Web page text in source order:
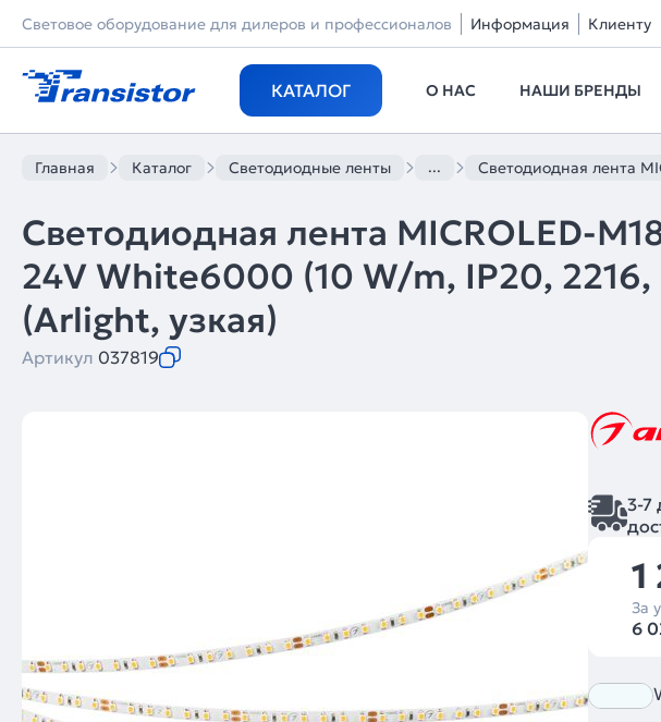
Световое оборудование для дилеров и профессионалов Информация Клиенту
КАТАЛОГ О НАС НАШИ БРЕНДЫ
Главная Каталог Светодиодные ленты ... Светодиодная лента
Светодиодная лента MICROLED-
24V White6000 (10 W/m, IP20, 2216,
(Arlight, узкая)
Артикул 037819
3-7
1
За
6